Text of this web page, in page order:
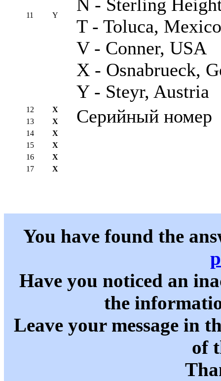
11 Y
N - Sterling
T - Toluca, Mexico
V - Conner, USA
X - Osnabrueck,
Y - Steyr, Austria
12 X Серийный номер
13
X
14
X
15
X
16
X
17
X
You have found the
Have you noticed an
the
Leave your message in
of